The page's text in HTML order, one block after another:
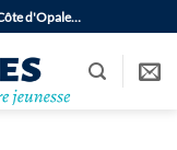
d'Opale…